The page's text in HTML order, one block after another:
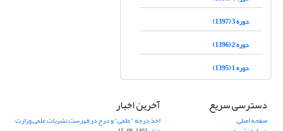
دوره 3 (1397)
دوره 2 (1396)
دوره 1 (1395)
دسترسی سریع
صفحه اصلی
آخرین اخبار
اخذ درجه "علمی" و درج در فهرست نشریات علمی وزارت